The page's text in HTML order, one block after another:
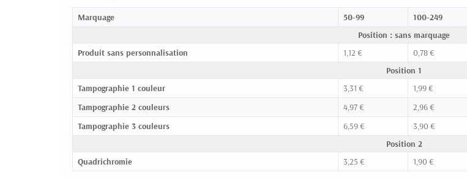
Marquage 50-99 100-249
Position : sans marquage
Produit sans personnalisation
1,12 € 0,78 €
Position 1
Tampographie 1 couleur
3,31 € 1,99 €
Tampographie 2 couleurs
4,97 € 2,96 €
Tampographie 3 couleurs
6,59 € 3,90 €
Position 2
Quadrichromie
3,25 € 1,90 €